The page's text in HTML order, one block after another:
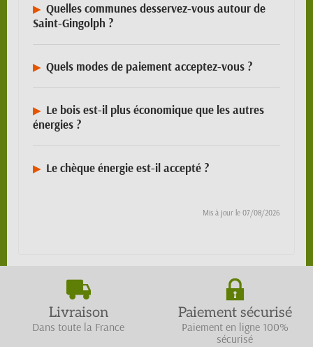
Quelles communes desservez-vous autour de
Saint-Gingolph ?
Quels modes de paiement acceptez-vous ?
Le bois est-il plus économique que les autres
énergies ?
Le chèque énergie est-il accepté ?
Mis à jour le 07/08/2026
Livraison
Dans toute la France
Paiement sécurisé
Paiement en ligne 100%
sécurisé